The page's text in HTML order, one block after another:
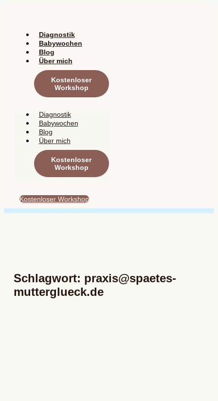
Diagnostik
Babywochen
Blog
Über mich
Kostenloser
Workshop
Diagnostik
Babywochen
Blog
Über mich
Kostenloser
Workshop
Kostenloser Workshop
Schlagwort: praxis@spaetes-
mutterglueck.de